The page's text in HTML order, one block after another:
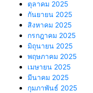
ตุลาคม 2025
กันยายน 2025
สิงหาคม 2025
กรกฎาคม 2025
มิถุนายน 2025
พฤษภาคม 2025
เมษายน 2025
มีนาคม 2025
กุมภาพันธ์ 2025